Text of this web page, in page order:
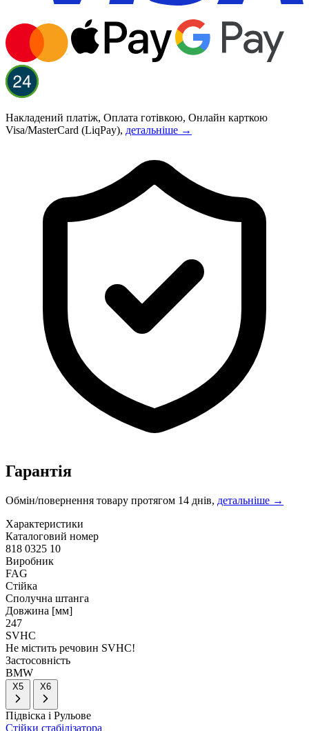
Накладений платіж, Оплата готівкою, Онлайн карткою
Visa/MasterCard (LiqPay), детальніше →
Гарантія
Обмін/повернення товару протягом 14 днів, детальніше →
Характеристики
Каталоговий номер
818 0325 10
Виробник
FAG
Стійка
Сполучна штанга
Довжина [мм]
247
SVHC
Не містить речовин SVHC!
Застосовність
BMW
Підвіска і Рульове
Стійки стабілізатора